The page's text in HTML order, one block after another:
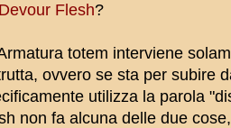
Devour Flesh?
totem interviene
ovvero se sta per subire
utilizza la parola
non fa alcuna delle due